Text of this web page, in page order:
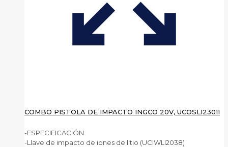
COMBO PISTOLA DE IMPACTO INGCO 20V, UCOSLI23011
-ESPECIFICACIÓN
-Llave de impacto de iones de litio (UCIWLI2038)